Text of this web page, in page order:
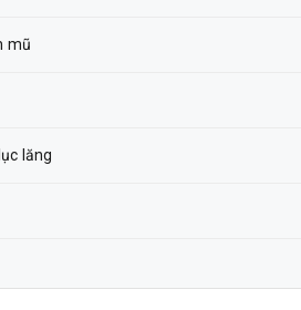
mũ
lăng